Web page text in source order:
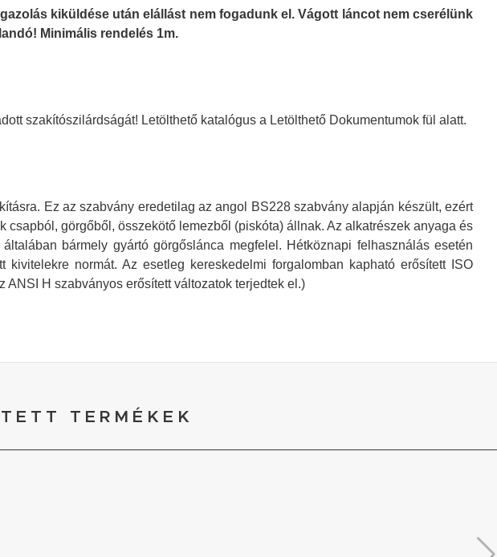
kiküldése után elállást nem fogadunk el. Vágott láncot nem cserélünk
Minimális rendelés 1m.
szakítószilárdságát! Letölthető katalógus a Letölthető Dokumentumok fül alatt.
Ez az szabvány eredetilag az angol BS228 szabvány alapján készült, ezért
görgőből, összekötő lemezből (piskóta) állnak. Az alkatrészek anyaga és
bármely gyártó görgőslánca megfelel. Hétköznapi felhasználás esetén
normát. Az esetleg kereskedelmi forgalomban kapható erősített ISO
H szabványos erősített változatok terjedtek el.)
TERMÉKEK